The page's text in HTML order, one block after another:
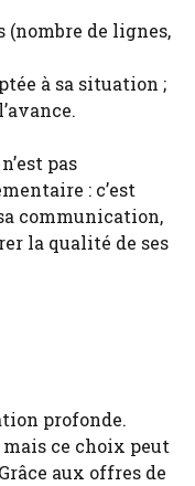
(nombre de lignes,
à sa situation ;
pas
: c’est
communication,
la qualité de ses
profonde.
mais ce choix peut
aux offres de